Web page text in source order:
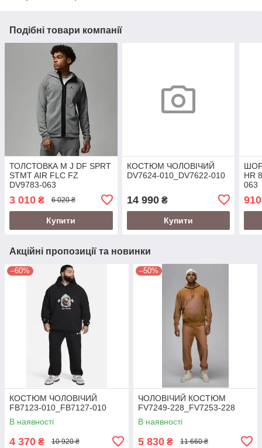
Подібні товари компанії
ТОЛСТОВКА M J DF SPRT
STMT AIR FLC FZ
DV9783-063
3 010 ₴ 6 020 ₴
Купити
КОСТЮМ ЧОЛОВІЧИЙ
DV7624-010_DV7622-010
14 990₴
Купити
HR
063
910
Акційні пропозиції та новинки
–60%
КОСТЮМ ЧОЛОВІЧИЙ
FB7123-010_FB7127-010
В наявності
4 370 ₴ 10 920 ₴
–50%
ЧОЛОВІЧИЙ КОСТЮМ
FV7249-228_FV7253-228
В наявності
5 830 ₴ 11 660 ₴